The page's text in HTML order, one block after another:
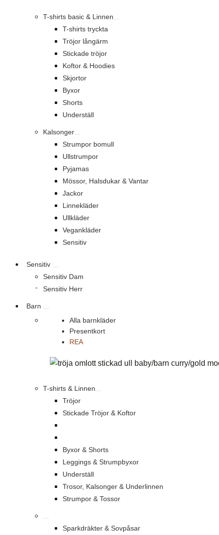
T-shirts basic & Linnen
T-shirts tryckta
Tröjor långärm
Stickade tröjor
Koftor & Hoodies
Skjortor
Byxor
Shorts
Underställ
Kalsonger
Strumpor bomull
Ullstrumpor
Pyjamas
Mössor, Halsdukar & Vantar
Jackor
Linnekläder
Ullkläder
Vegankläder
Sensitiv
Sensitiv
Sensitiv Dam
Sensitiv Herr
Barn
Alla barnkläder
Presentkort
REA
T-shirts & Linnen
Tröjor
Stickade Tröjor & Koftor
Byxor & Shorts
Leggings & Strumpbyxor
Underställ
Trosor, Kalsonger & Underlinnen
Strumpor & Tossor
Sparkdräkter & Sovpåsar